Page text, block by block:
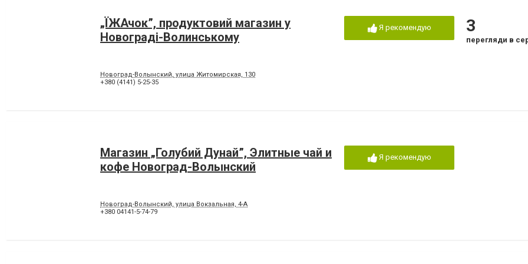
„ЇЖАчок”, продуктовий магазин у
Новограді-Волинському
Новоград-Волынский, улица Житомирская, 130
+380 (4141) 5-25-35
Я рекомендую 3
перегляди в
Магазин „Голубий Дунай”, Элитные чай и
кофе Новоград-Волынский
Новоград-Волынский, улица Вокзальная, 4-А
+380 04141-5-74-79
Я рекомендую